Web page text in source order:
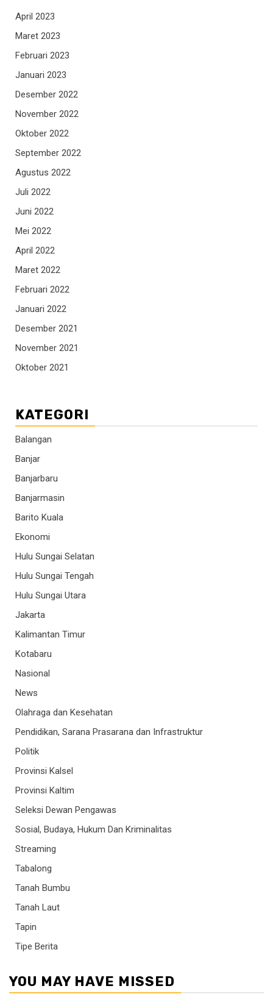
April 2023
Maret 2023
Februari 2023
Januari 2023
Desember 2022
November 2022
Oktober 2022
September 2022
Agustus 2022
Juli 2022
Juni 2022
Mei 2022
April 2022
Maret 2022
Februari 2022
Januari 2022
Desember 2021
November 2021
Oktober 2021
KATEGORI
Balangan
Banjar
Banjarbaru
Banjarmasin
Barito Kuala
Ekonomi
Hulu Sungai Selatan
Hulu Sungai Tengah
Hulu Sungai Utara
Jakarta
Kalimantan Timur
Kotabaru
Nasional
News
Olahraga dan Kesehatan
Pendidikan, Sarana Prasarana dan Infrastruktur
Politik
Provinsi Kalsel
Provinsi Kaltim
Seleksi Dewan Pengawas
Sosial, Budaya, Hukum Dan Kriminalitas
Streaming
Tabalong
Tanah Bumbu
Tanah Laut
Tapin
Tipe Berita
YOU MAY HAVE MISSED